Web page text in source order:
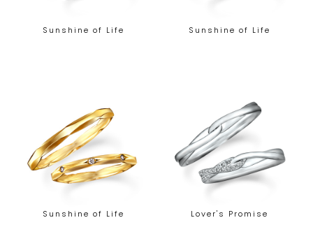
Sunshine of Life Sunshine of Life
Sunshine of Life Lover's Promise